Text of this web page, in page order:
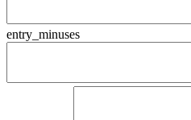
entry_minuses